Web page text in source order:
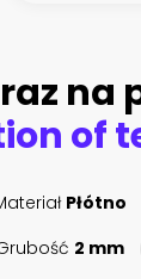
na
Płótno
2 mm